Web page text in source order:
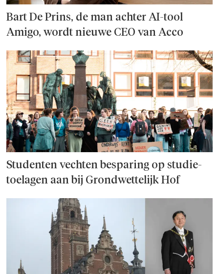
Bart De Prins, de man achter AI-tool
Amigo, wordt nieuwe CEO van Acco
Studenten vechten besparing op studie­
toelagen aan bij Grondwettelijk Hof